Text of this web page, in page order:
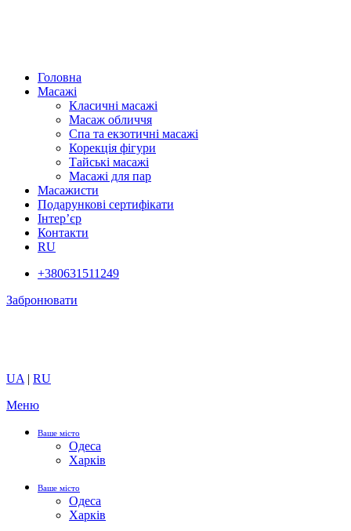
Головна
Масажі
Класичні масажі
Масаж обличчя
Спа та екзотичні масажі
Корекція фігури
Тайські масажі
Масажі для пар
Масажисти
Подарункові сертифікати
Інтер’єр
Контакти
RU
+380631511249
Забронювати
UA | RU
Меню
Ваше місто
Одеса
Харків
Ваше місто
Одеса
Харків